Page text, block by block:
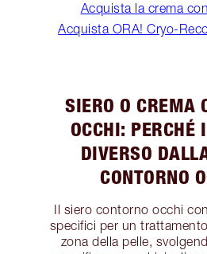
Acquista la crema
Acquista ORA! Cryo-
SIERO O CREMA
OCCHI: PERCHÉ
DIVERSO
CONTORNO
Il siero contorno occhi
specifici per un
zona della pelle,